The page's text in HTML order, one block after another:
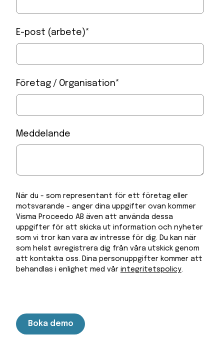
E-post (arbete)*
Företag / Organisation*
Meddelande
När du - som representant för ett företag eller
motsvarande - anger dina uppgifter ovan kommer
Visma Proceedo AB även att använda dessa
uppgifter för att skicka ut information och nyheter
som vi tror kan vara av intresse för dig. Du kan när
som helst avregistrera dig från våra utskick genom
att kontakta oss. Dina personuppgifter kommer att
behandlas i enlighet med vår integritetspolicy.